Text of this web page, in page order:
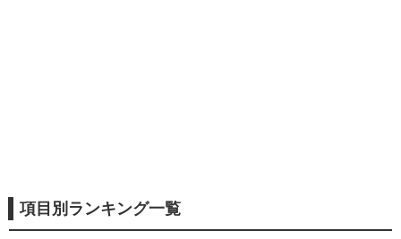
項目別ランキング一覧